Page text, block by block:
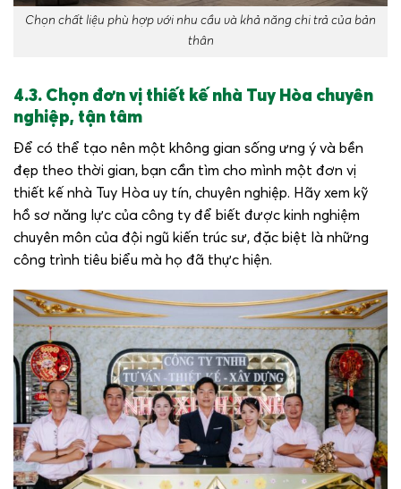
Chọn chất liệu phù hợp với nhu cầu và khả năng chi trả của bản
thân
4.3. Chọn đơn vị thiết kế nhà Tuy Hòa chuyên
nghiệp, tận tâm
Để có thể tạo nên một không gian sống ưng ý và bền
đẹp theo thời gian, bạn cần tìm cho mình một đơn vị
thiết kế nhà Tuy Hòa uy tín, chuyên nghiệp. Hãy xem kỹ
hồ sơ năng lực của công ty để biết được kinh nghiệm
chuyên môn của đội ngũ kiến trúc sư, đặc biệt là những
công trình tiêu biểu mà họ đã thực hiện.